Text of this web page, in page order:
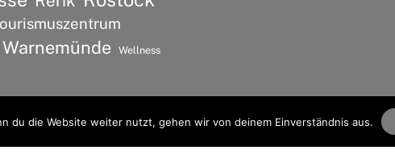
Warnemünde Wellness
du die Website weiter nutzt, gehen wir von deinem Einverständnis aus.